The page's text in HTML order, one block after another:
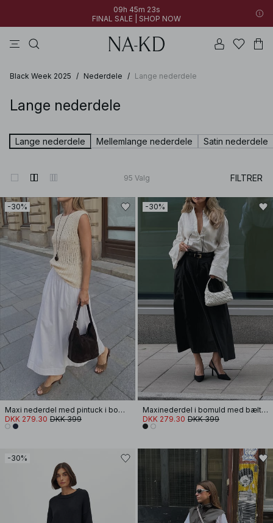
09h 45m 21s
FINAL SALE | SHOP NOW
09h 45m 21s
FINAL SALE | SHOP NOW
30% OFF EVERYTHING | SHOP NOW
Black Week 2025 / Nederdele / Lange nederdele
Lange nederdele
Lange nederdele Mellemlange nederdele Satin nederdele
95 Valg FILTRER
-30%
Maxi nederdel med pintuck i bomuld
DKK 279.30 DKK 399
-30%
Maxinederdel i bomuld med bæltestrop
DKK 279.30 DKK 399
-30%